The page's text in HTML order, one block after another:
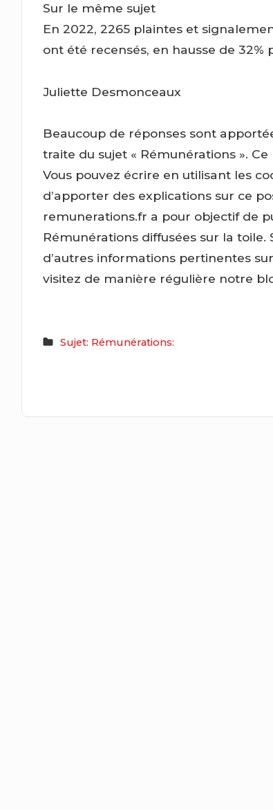
Sur le même sujet
En 2022, 2265 plaintes et
ont été recensés, en hausse de
Juliette Desmonceaux
Beaucoup de réponses sont
traite du sujet « Rémunérations ».
Vous pouvez écrire en utilisant les
d’apporter des explications sur ce
remunerations.fr a pour objectif de
Rémunérations diffusées sur la
d’autres informations pertinentes
visitez de manière régulière notre
Sujet: Rémunérations: